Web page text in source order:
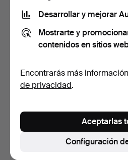
1973). SEGÚN. Le Visag…
5
Desarrollar y mejorar
Mostrarte y
contenidos en sitios
Encontrarás más
de privacidad.
Configuración
Aceptarlas